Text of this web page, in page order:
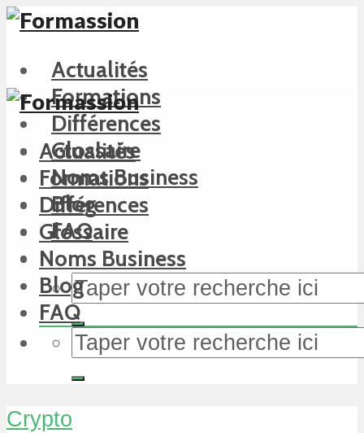
Actualités
Formations
Différences
Glossaire
Noms Business
Blog
FAQ
Actualités
Formations
Différences
Glossaire
Noms Business
Blog
FAQ
Crypto